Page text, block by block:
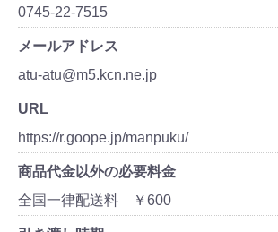
0745-22-7515
メールアドレス
atu-atu@m5.kcn.ne.jp
URL
https://r.goope.jp/manpuku/
商品代金以外の必要料金
全国一律配送料 ￥600